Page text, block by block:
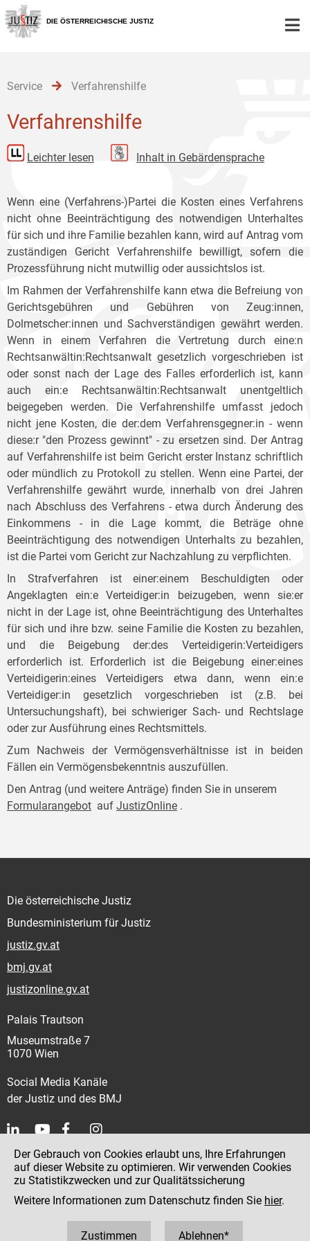
Zur
Hauptnavigation
[1]
Zum
Inhalt
[2]
Zum
Untermenü
[3]
DIE ÖSTERREICHISCHE JUSTIZ
Service Verfahrenshilfe
Verfahrenshilfe
Leichter lesen Inhalt in Gebärdensprache
Wenn eine (Verfahrens-)Partei die Kosten eines Verfahrens
nicht ohne Beeinträchtigung des notwendigen Unterhaltes
für sich und ihre Familie bezahlen kann, wird auf Antrag vom
zuständigen Gericht Verfahrenshilfe bewilligt, sofern die
Prozessführung nicht mutwillig oder aussichtslos ist.
Im Rahmen der Verfahrenshilfe kann etwa die Befreiung von
Gerichtsgebühren und Gebühren von Zeug:innen,
Dolmetscher:innen und Sachverständigen gewährt werden.
Wenn in einem Verfahren die Vertretung durch eine:n
Rechtsanwältin:Rechtsanwalt gesetzlich vorgeschrieben ist
oder sonst nach der Lage des Falles erforderlich ist, kann
auch ein:e Rechtsanwältin:Rechtsanwalt unentgeltlich
beigegeben werden. Die Verfahrenshilfe umfasst jedoch
nicht jene Kosten, die der:dem Verfahrensgegner:in - wenn
diese:r "den Prozess gewinnt" - zu ersetzen sind. Der Antrag
auf Verfahrenshilfe ist beim Gericht erster Instanz schriftlich
oder mündlich zu Protokoll zu stellen. Wenn eine Partei, der
Verfahrenshilfe gewährt wurde, innerhalb von drei Jahren
nach Abschluss des Verfahrens - etwa durch Änderung des
Einkommens - in die Lage kommt, die Beträge ohne
Beeinträchtigung des notwendigen Unterhalts zu bezahlen,
ist die Partei vom Gericht zur Nachzahlung zu verpflichten.
In Strafverfahren ist einer:einem Beschuldigten oder
Angeklagten ein:e Verteidiger:in beizugeben, wenn sie:er
nicht in der Lage ist, ohne Beeinträchtigung des Unterhaltes
für sich und ihre bzw. seine Familie die Kosten zu bezahlen,
und die Beigebung der:des Verteidigerin:Verteidigers
erforderlich ist. Erforderlich ist die Beigebung einer:eines
Verteidigerin:eines Verteidigers etwa dann, wenn ein:e
Verteidiger:in gesetzlich vorgeschrieben ist (z.B. bei
Untersuchungshaft), bei schwieriger Sach- und Rechtslage
oder zur Ausführung eines Rechtsmittels.
Zum Nachweis der Vermögensverhältnisse ist in beiden
Fällen ein Vermögensbekenntnis auszufüllen.
Den Antrag (und weitere Anträge) finden Sie in unserem
Formularangebot auf JustizOnline .
Die österreichische Justiz
Bundesministerium für Justiz
justiz.gv.at
bmj.gv.at
justizonline.gv.at
Palais Trautson
Museumstraße 7
1070 Wien
Social Media Kanäle
der Justiz und des BMJ
Kontakt
Impressum
Datenschutz
Der Gebrauch von Cookies erlaubt uns, Ihre Erfahrungen
auf dieser Website zu optimieren. Wir verwenden Cookies
zu Statistikzwecken und zur Qualitätssicherung
Weitere Informationen zum Datenschutz finden Sie hier.
Zustimmen Ablehnen*